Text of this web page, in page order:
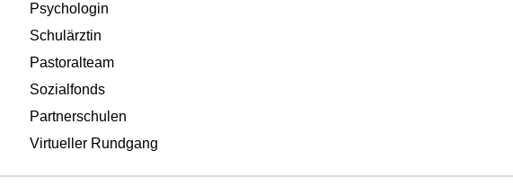
Psychologin
Schulärztin
Pastoralteam
Sozialfonds
Partnerschulen
Virtueller Rundgang